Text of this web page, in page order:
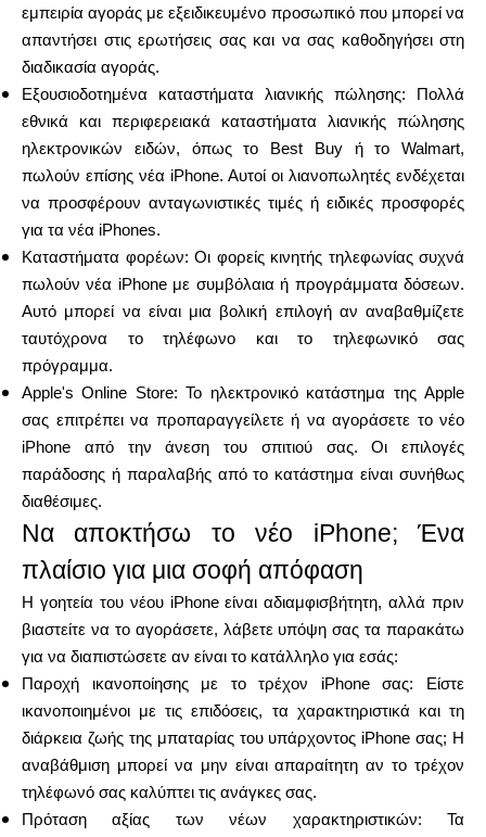
εμπειρία αγοράς με εξειδικευμένο προσωπικό που μπορεί να
απαντήσει στις ερωτήσεις σας και να σας καθοδηγήσει στη
διαδικασία αγοράς.
Εξουσιοδοτημένα καταστήματα λιανικής πώλησης: Πολλά
εθνικά και περιφερειακά καταστήματα λιανικής πώλησης
ηλεκτρονικών ειδών, όπως το Best Buy ή το Walmart,
πωλούν επίσης νέα iPhone. Αυτοί οι λιανοπωλητές ενδέχεται
να προσφέρουν ανταγωνιστικές τιμές ή ειδικές προσφορές
για τα νέα iPhones.
Καταστήματα φορέων: Οι φορείς κινητής τηλεφωνίας συχνά
πωλούν νέα iPhone με συμβόλαια ή προγράμματα δόσεων.
Αυτό μπορεί να είναι μια βολική επιλογή αν αναβαθμίζετε
ταυτόχρονα το τηλέφωνο και το τηλεφωνικό σας
πρόγραμμα.
Apple's Online Store: Το ηλεκτρονικό κατάστημα της Apple
σας επιτρέπει να προπαραγγείλετε ή να αγοράσετε το νέο
iPhone από την άνεση του σπιτιού σας. Οι επιλογές
παράδοσης ή παραλαβής από το κατάστημα είναι συνήθως
διαθέσιμες.
Να αποκτήσω το νέο iPhone; Ένα
πλαίσιο για μια σοφή απόφαση
Η γοητεία του νέου iPhone είναι αδιαμφισβήτητη, αλλά πριν
βιαστείτε να το αγοράσετε, λάβετε υπόψη σας τα παρακάτω
για να διαπιστώσετε αν είναι το κατάλληλο για εσάς:
Παροχή ικανοποίησης με το τρέχον iPhone σας: Είστε
ικανοποιημένοι με τις επιδόσεις, τα χαρακτηριστικά και τη
διάρκεια ζωής της μπαταρίας του υπάρχοντος iPhone σας; Η
αναβάθμιση μπορεί να μην είναι απαραίτητη αν το τρέχον
τηλέφωνό σας καλύπτει τις ανάγκες σας.
Πρόταση αξίας των νέων χαρακτηριστικών: Τα